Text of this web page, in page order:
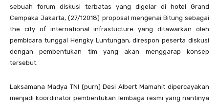
sebuah forum diskusi terbatas yang digelar di hotel Grand
Cempaka Jakarta, (27/12018) proposal mengenai Bitung sebagai
the city of international infrastucture yang ditawarkan oleh
pembicara tunggal Hengky Luntungan, direspon peserta diskusi
dengan pembentukan tim yang akan menggarap konsep
tersebut.
Laksamana Madya TNI (purn) Desi Albert Mamahit dipercayakan
menjadi koordinator pembentukan lembaga resmi yang nantinya